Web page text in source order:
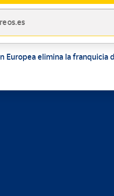
Europea elimina la